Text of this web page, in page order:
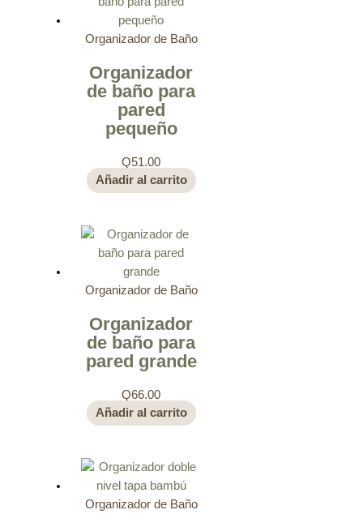
Organizador de Baño
Organizador
de baño para
pared
pequeño
Q51.00
Añadir al carrito
Organizador de Baño
Organizador
de baño para
pared grande
Q66.00
Añadir al carrito
Organizador de Baño